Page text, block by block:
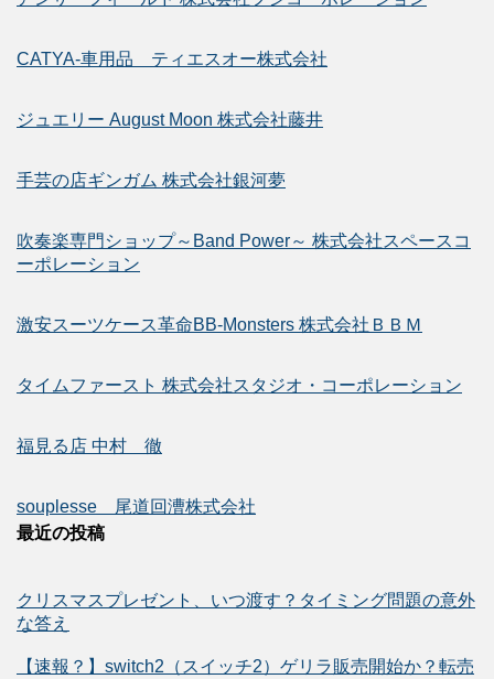
CATYA-車用品 ティエスオー株式会社
ジュエリー August Moon 株式会社藤井
手芸の店ギンガム 株式会社銀河夢
吹奏楽専門ショップ～Band Power～ 株式会社スペースコ
ーポレーション
激安スーツケース革命BB-Monsters 株式会社ＢＢＭ
タイムファースト 株式会社スタジオ・コーポレーション
福見る店 中村 徹
souplesse 尾道回漕株式会社
最近の投稿
クリスマスプレゼント、いつ渡す？タイミング問題の意外
な答え
【速報？】switch2（スイッチ2）ゲリラ販売開始か？転売